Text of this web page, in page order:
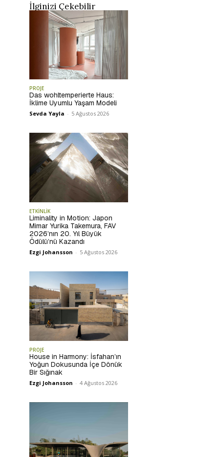
İlginizi Çekebilir
PROJE
Das wohltemperierte Haus:
İklime Uyumlu Yaşam Modeli
Sevda Yayla - 5 Ağustos 2026
ETKİNLİK
Liminality in Motion: Japon
Mimar Yurika Takemura, FAV
2026’nın 20. Yıl Büyük
Ödülü’nü Kazandı
Ezgi Johansson - 5 Ağustos 2026
PROJE
House in Harmony: İsfahan’ın
Yoğun Dokusunda İçe Dönük
Bir Sığınak
Ezgi Johansson - 4 Ağustos 2026